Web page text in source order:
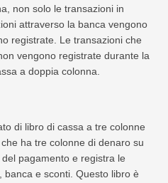
non solo le transazioni in
attraverso la banca vengono
registrate. Le transazioni che
vengono registrate durante la
a doppia colonna.
di libro di cassa a tre colonne
ha tre colonne di denaro su
pagamento e registra le
e sconti. Questo libro è